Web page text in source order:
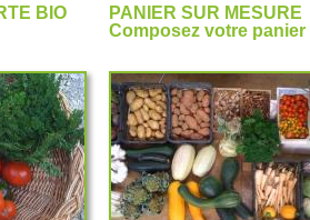
BIO
PANIER SUR MESURE
Composez votre panier